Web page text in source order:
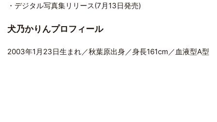
・デジタル写真集リリース(7月13日発売)
犬乃かりんプロフィール
2003年1月23日生まれ／秋葉原出身／身長161cm／血液型A型